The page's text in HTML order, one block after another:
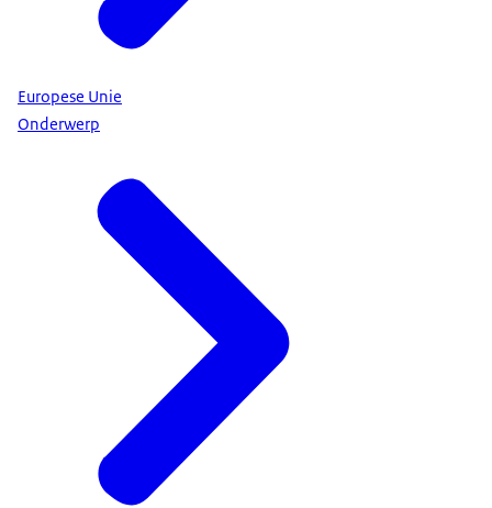
Europese Unie
Onderwerp